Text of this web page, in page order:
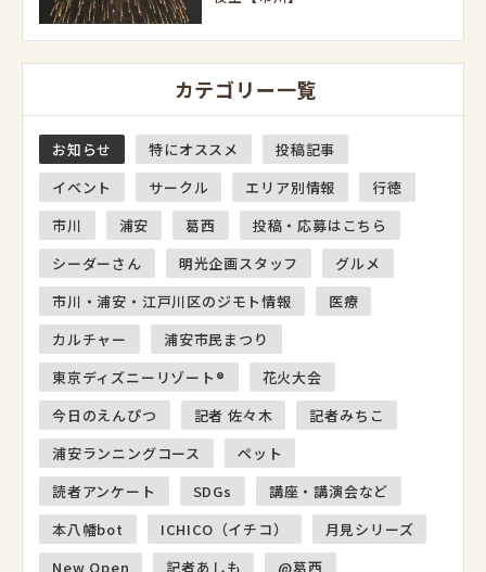
カテゴリー一覧
お知らせ 特にオススメ
投稿記事
イベント
サークル エリア別情報
行徳
市川
浦安 葛西
投稿・応募はこちら
シーダーさん
明光企画スタッフ
グルメ
市川・浦安・江戸川区のジモト情報
医療
カルチャー
浦安市民まつり
東京ディズニーリゾート®
花火大会
今日のえんぴつ
記者 佐々木
記者みちこ
浦安ランニングコース
ペット
読者アンケート
SDGs
講座・講演会など
本八幡bot
ICHICO（イチコ）
月見シリーズ
New Open
記者あしも
@葛西